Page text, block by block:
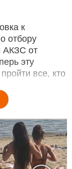
к
отбору
АКЗС от
эту
все, кто